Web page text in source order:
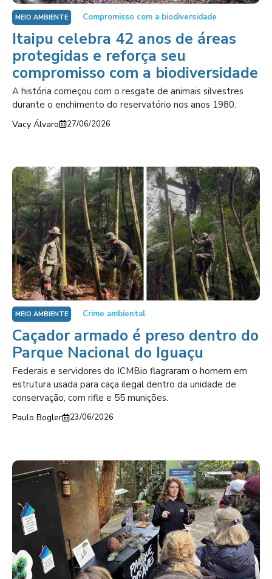
MEIO AMBIENTE Compromisso com a biodiversidade
Itaipu celebra 42 anos de áreas
protegidas e reforça seu
compromisso com a biodiversidade
A história começou com o resgate de animais silvestres
durante o enchimento do reservatório nos anos 1980.
Vacy Álvaro 27/06/2026
MEIO AMBIENTE Crime ambiental
Caçador armado é preso dentro do
Parque Nacional do Iguaçu
Federais e servidores do ICMBio flagraram o homem em
estrutura usada para caça ilegal dentro da unidade de
conservação, com rifle e 55 munições.
Paulo Bogler 23/06/2026